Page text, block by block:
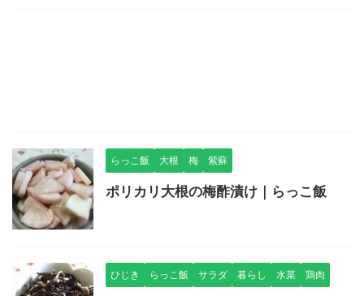
らっこ飯 大根 梅 紫蘇
ポリカリ大根の梅酢漬け｜らっこ飯
ひじき らっこ飯 サラダ 暮らし 水菜 鶏肉